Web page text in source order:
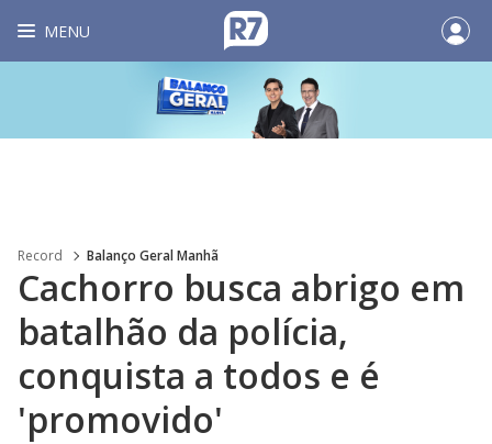
MENU
Record Balanço Geral Manhã
Cachorro busca abrigo em
batalhão da polícia,
conquista a todos e é
'promovido'